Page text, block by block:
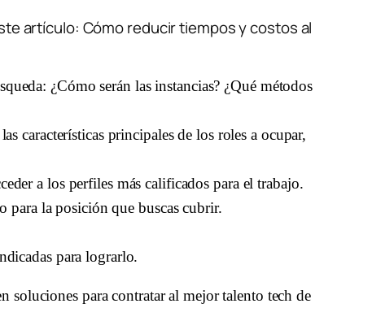
artículo: Cómo reducir tiempos y costos al
¿Cómo serán las instancias? ¿Qué métodos
características principales de los roles a ocupar,
a los perfiles más calificados para el trabajo.
para la posición que buscas cubrir.
para lograrlo.
soluciones para contratar al mejor talento tech de